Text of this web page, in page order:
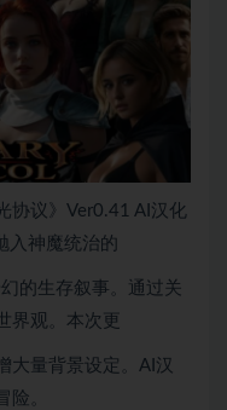
协议》Ver0.41 AI汉化
入神魔统治的
幻的生存叙事。通过关
界观。本次更
大量背景设定。AI汉
险。